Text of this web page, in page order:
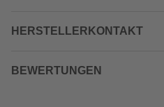
HERSTELLERKONTAKT
BEWERTUNGEN